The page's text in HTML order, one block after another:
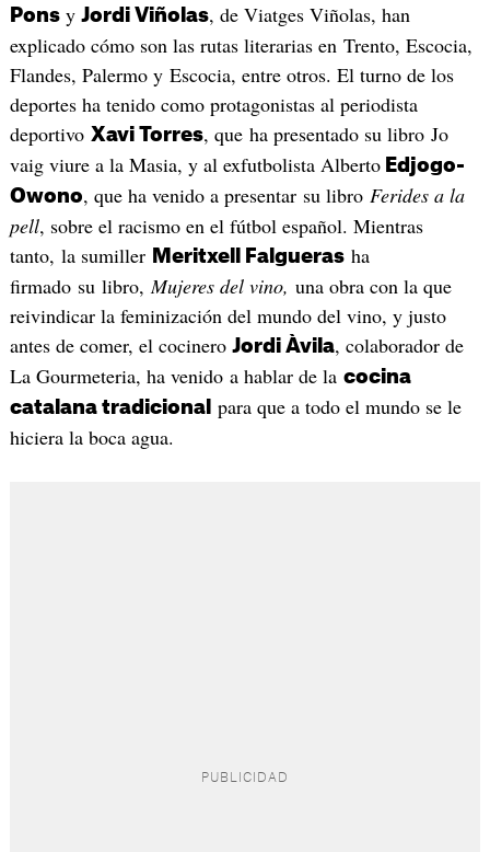
Ponsy Jordi Viñolas, de Viatges Viñolas, han
explicado cómo son las rutas literarias en Trento, Escocia,
Flandes, Palermo y Escocia, entre otros. El turno de los
deportes ha tenido como protagonistas al periodista
deportivo Xavi Torres, que ha presentado su libro Jo
vaig viure a la Masia, y al exfutbolista AlbertoEdjogo-
Owono, que ha venido a presentar su libro Ferides a la
pell, sobre el racismo en el fútbol español. Mientras
tanto, la sumiller Meritxell Falguerasha
firmado su libro,Mujeres del vino, una obra con la que
reivindicar la feminización del mundo del vino, y justo
antes de comer, el cocinero Jordi Àvila, colaborador de
La Gourmeteria, ha venido a hablar de la cocina
catalana tradicional para que a todo el mundo se le
hiciera la boca agua.